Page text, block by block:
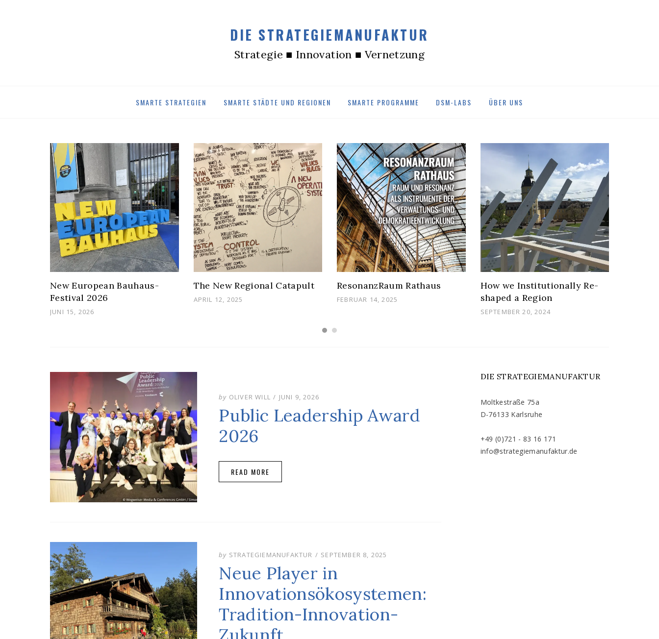
DIE STRATEGIEMANUFAKTUR
Strategie ■ Innovation ■ Vernetzung
SMARTE STRATEGIEN SMARTE STÄDTE UND REGIONEN SMARTE PROGRAMME DSM-LABS ÜBER UNS
New European Bauhaus-
Festival 2026
POSTED
JUNI 15, 2026
The New Regional Catapult
POSTED
APRIL 12, 2025
ResonanzRaum Rathaus
POSTED
FEBRUAR 14, 2025
How we Institutionally Re-
shaped a Region
POSTED
SEPTEMBER 20, 2024
by OLIVER WILL
POSTED
ON
JUNI 9, 2026
Public Leadership Award
2026
READ MORE
by STRATEGIEMANUFAKTUR
POSTED
ON
SEPTEMBER 8, 2025
Neue Player in
Innovationsökosystemen:
Tradition-Innovation-
DIE STRATEGIEMANUFAKTUR
Moltkestraße 75a
D-76133 Karlsruhe
+49 (0)721 - 83 16 171
info@strategiemanufaktur.de